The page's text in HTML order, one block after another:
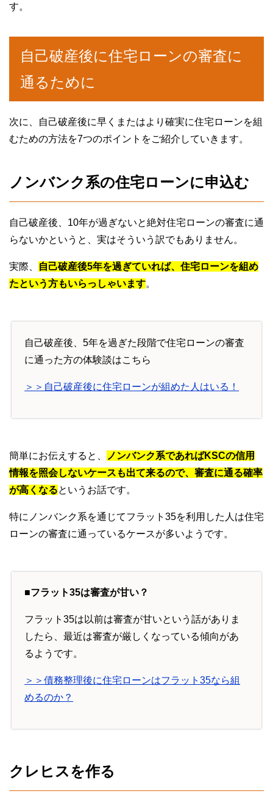
す。
自己破産後に住宅ローンの審査に
通るために
次に、自己破産後に早くまたはより確実に住宅ローンを組
むための方法を7つのポイントをご紹介していきます。
ノンバンク系の住宅ローンに申込む
自己破産後、10年が過ぎないと絶対住宅ローンの審査に通
らないかというと、実はそういう訳でもありません。
実際、
自己破産後5年を過ぎていれば、住宅ローンを組め
たという方もいらっしゃいます。
自己破産後、5年を過ぎた段階で住宅ローンの審査
に通った方の体験談はこちら
＞＞自己破産後に住宅ローンが組めた人はいる！
簡単にお伝えすると、
ノンバンク系であればKSCの信用
情報を照会しないケースも出て来るので、審査に通る確率
が高くなるというお話です。
特にノンバンク系を通じてフラット35を利用した人は住宅
ローンの審査に通っているケースが多いようです。
■フラット35は審査が甘い？
フラット35は以前は審査が甘いという話がありま
したら、最近は審査が厳しくなっている傾向があ
るようです。
＞＞債務整理後に住宅ローンはフラット35なら組
めるのか？
クレヒスを作る